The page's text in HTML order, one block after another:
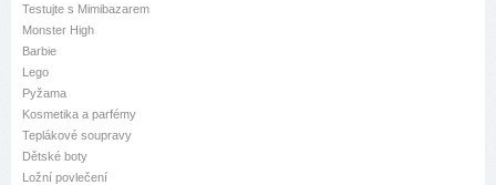
Testujte s Mimibazarem
Monster High
Barbie
Lego
Pyžama
Kosmetika a parfémy
Teplákové soupravy
Dětské boty
Ložní povlečení